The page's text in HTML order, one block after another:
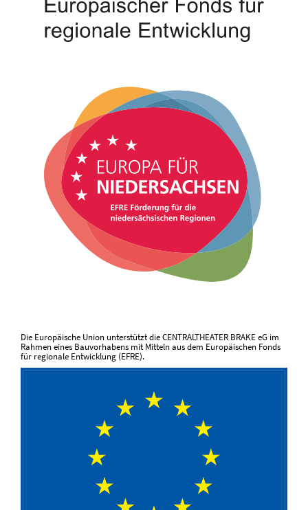
Die Europäische Union unterstützt die CENTRALTHEATER BRAKE eG im
Rahmen eines Bauvorhabens mit Mitteln aus dem Europäischen Fonds
für regionale Entwicklung (EFRE).